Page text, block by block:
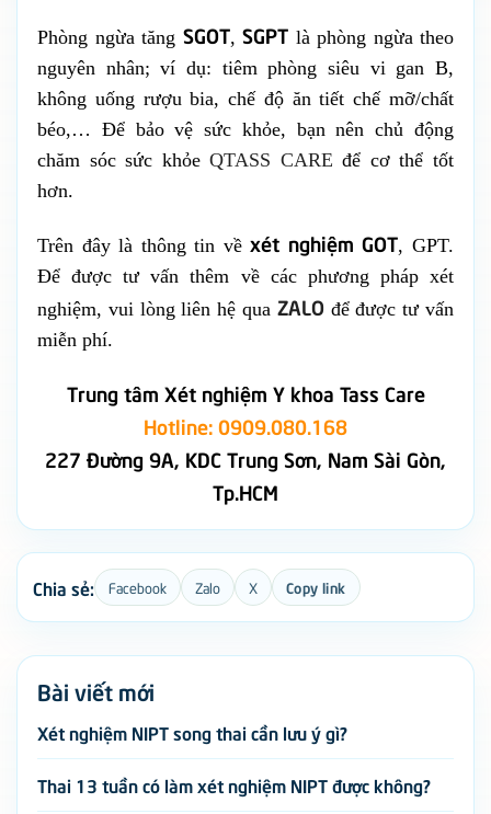
Phòng ngừa tăng SGOT, SGPT là phòng ngừa theo
nguyên nhân; ví dụ: tiêm phòng siêu vi gan B,
không uống rượu bia, chế độ ăn tiết chế mỡ/chất
béo,… Để bảo vệ sức khỏe, bạn nên chủ động
chăm sóc sức khỏeQTASS CARE để cơ thể tốt
hơn.
Trên đây là thông tin vềxét nghiệm GOT, GPT.
Để được tư vấn thêm về các phương pháp xét
nghiệm, vui lòng liên hệ qua ZALOđể được tư vấn
miễn phí.
Trung tâm Xét nghiệm Y khoa Tass Care
Hotline: 0909.080.168
227 Đường 9A, KDC Trung Sơn, Nam Sài Gòn,
Tp.HCM
Chia sẻ: Facebook Zalo X Copy link
Bài viết mới
Xét nghiệm NIPT song thai cần lưu ý gì?
Thai 13 tuần có làm xét nghiệm NIPT được không?